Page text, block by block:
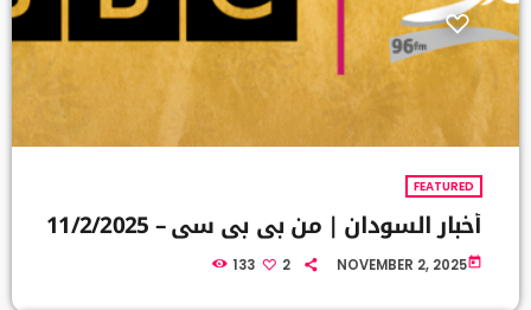
FEATURED
أخبار السودان | من بي بي سي – 11/2/2025
today
NOVEMBER 2, 2025
133 2